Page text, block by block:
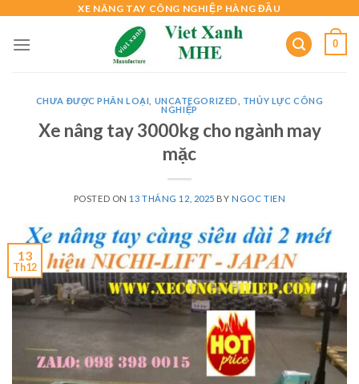
content
XE NÂNG TAY CÔNG NGHIỆP HÀNG ĐẦU
0
CHƯA ĐƯỢC PHÂN LOẠI UNCATEGORIZED
THỦY LỰC CÔNG
NGHIỆP
Xe nâng tay 3000kg cho ngành may
mặc
POSTED ON 13 THÁNG 12, 2025 BYNGOC TIEN
13
Th12